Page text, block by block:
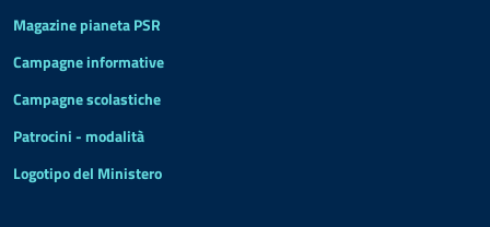
Magazine pianeta PSR
Campagne informative
Campagne scolastiche
Patrocini - modalità
Logotipo del Ministero